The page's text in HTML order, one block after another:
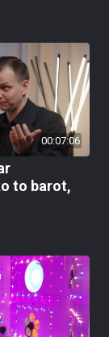
00:07:06
to barot,